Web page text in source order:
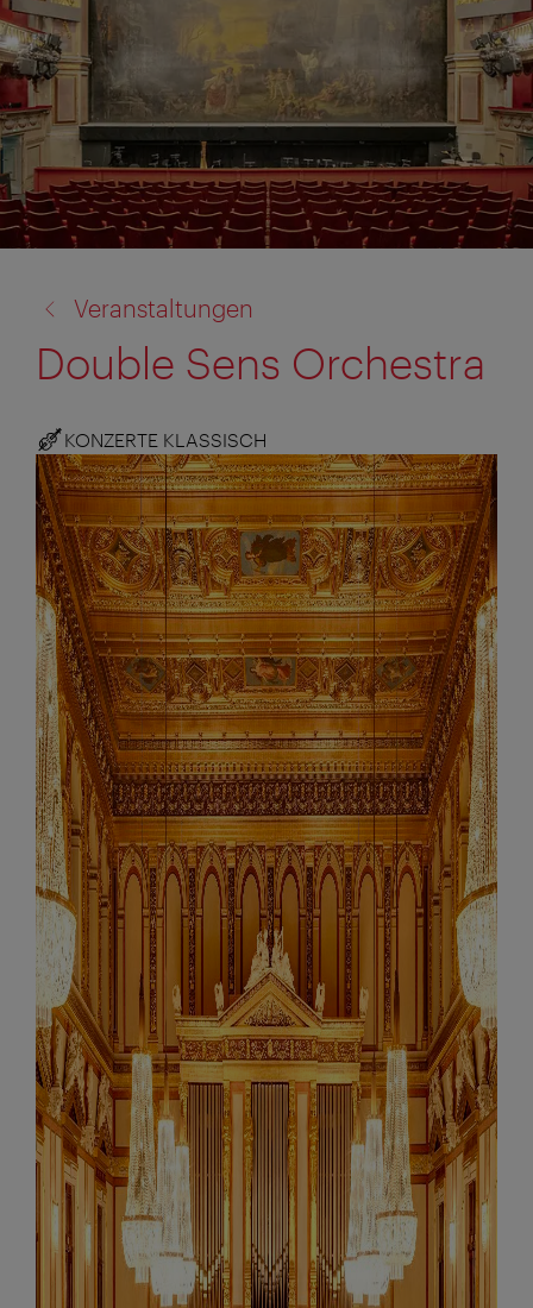
zu:
Veranstaltungen
Double Sens Orchestra
KONZERTE KLASSISCH